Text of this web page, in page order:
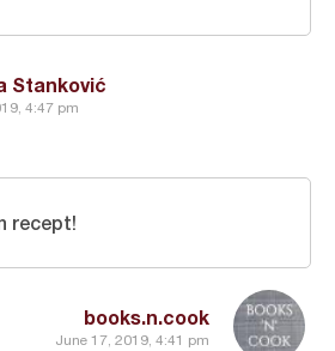
Stanković
4:47 pm
books.n.cook
June 17, 2019, 4:41 pm
recept!